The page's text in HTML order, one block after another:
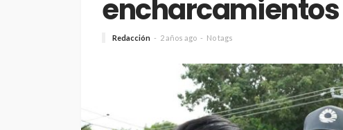
encharcamientos
Redacción 2 años ago No tags
CANCÚN DESTACADAS
Playa del Carmen lidera
mercado de rentas